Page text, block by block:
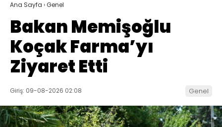
Ana Sayfa ›Genel
Bakan Memişoğlu
Koçak Farma’yı
Ziyaret Etti
Giriş: 09-08-2026 02:08 Genel